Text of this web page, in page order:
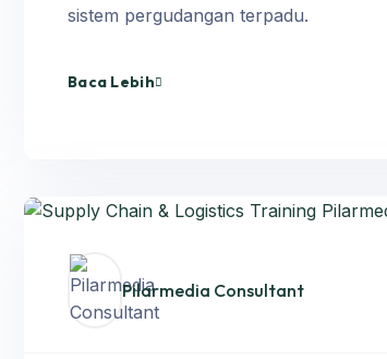
sistem pergudangan terpadu.
Baca Lebih
Pilarmedia Consultant